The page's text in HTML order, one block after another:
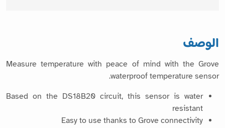
الوصف
Measure temperature with peace of mind with the Grove
waterproof temperature sensor.
Based on the DS18B20 circuit, this sensor is water
resistant
Easy to use thanks to Grove connectivity